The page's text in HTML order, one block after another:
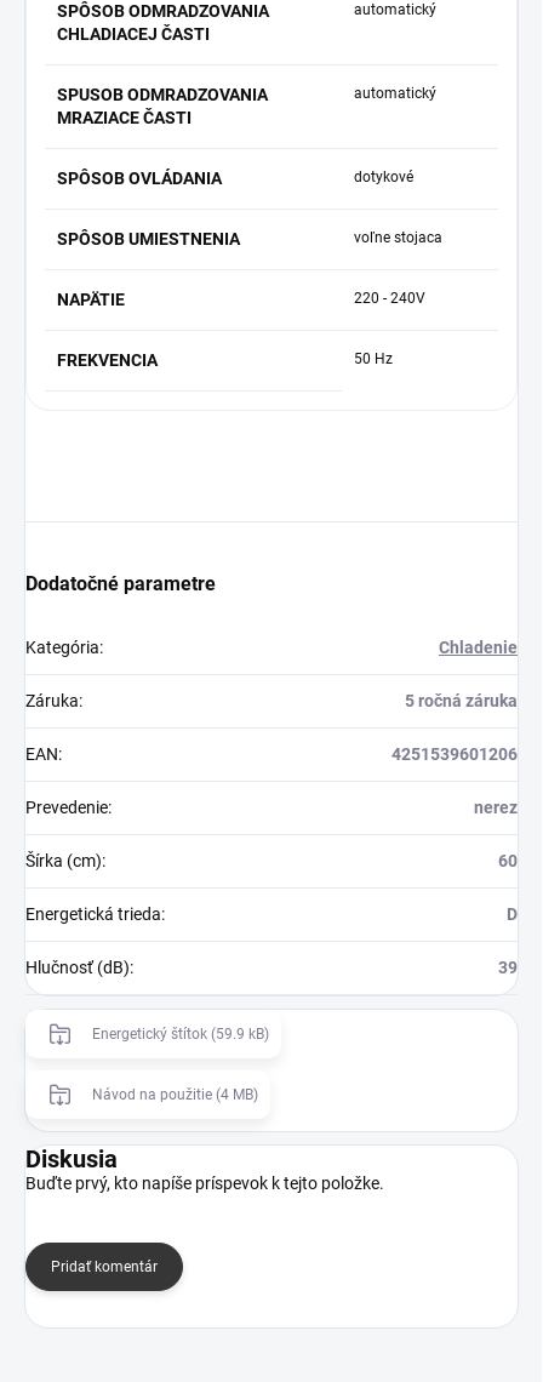
SPÔSOB ODMRADZOVANIA
CHLADIACEJ ČASTI
automatický
SPUSOB ODMRADZOVANIA
MRAZIACE ČASTI
automatický
SPÔSOB OVLÁDANIA dotykové
SPÔSOB UMIESTNENIA voľne stojaca
NAPÄTIE 220 - 240V
FREKVENCIA 50 Hz
Dodatočné parametre
Kategória: Chladenie
Záruka: 5 ročná záruka
EAN: 4251539601206
Prevedenie: nerez
Šírka (cm): 60
Energetická trieda: D
Hlučnosť (dB): 39
Energetický štítok (59.9 kB)
Návod na použitie (4 MB)
Diskusia
Buďte prvý, kto napíše príspevok k tejto položke.
Pridať komentár